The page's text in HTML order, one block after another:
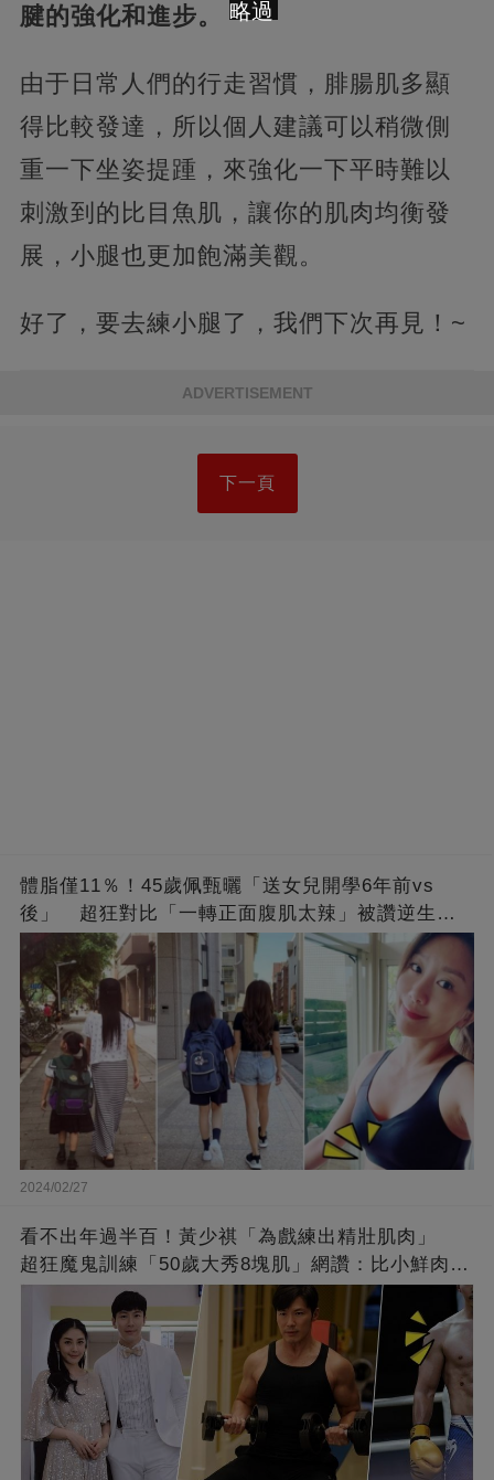
腱的強化和進步。
由于日常人們的行走習慣，腓腸肌多顯
得比較發達，所以個人建議可以稍微側
重一下坐姿提踵，來強化一下平時難以
刺激到的比目魚肌，讓你的肌肉均衡發
展，小腿也更加飽滿美觀。
好了，要去練小腿了，我們下次再見！~
ADVERTISEMENT
下一頁
體脂僅11％！45歲佩甄曬「送女兒開學6年前vs
後」 超狂對比「一轉正面腹肌太辣」被讚逆生
長：媽媽變姊姊❤
2024/02/27
看不出年過半百！黃少祺「為戲練出精壯肌肉」
超狂魔鬼訓練「50歲大秀8塊肌」網讚：比小鮮肉猛
❤
略過